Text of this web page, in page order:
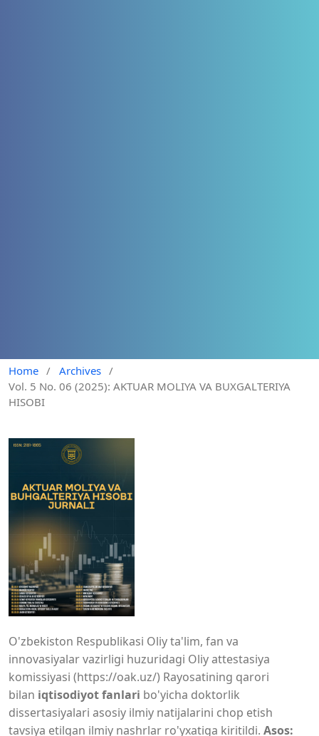
Home / Archives /
Vol. 5 No. 06 (2025): AKTUAR MOLIYA VA BUXGALTERIYA
HISOBI
O'zbekiston Respublikasi Oliy ta'lim, fan va
innovasiyalar vazirligi huzuridagi Oliy attestasiya
komissiyasi (https://oak.uz/) Rayosatining qarori
bilan iqtisodiyot fanlari bo'yicha doktorlik
dissertasiyalari asosiy ilmiy natijalarini chop etish
tavsiya etilgan ilmiy nashrlar ro'yxatiga kiritildi. Asos: